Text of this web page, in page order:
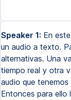
Speaker 1: En
un audio a texto.
alternativas. Una
tiempo real y otra
audio que
Entonces para ello